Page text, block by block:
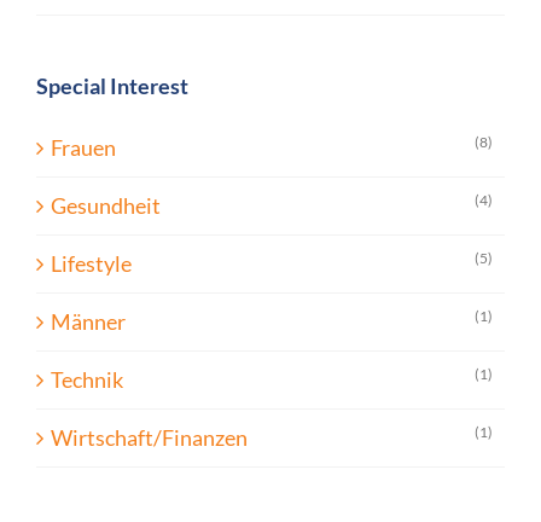
Special Interest
Frauen (8)
Gesundheit (4)
Lifestyle (5)
Männer (1)
Technik (1)
Wirtschaft/Finanzen (1)